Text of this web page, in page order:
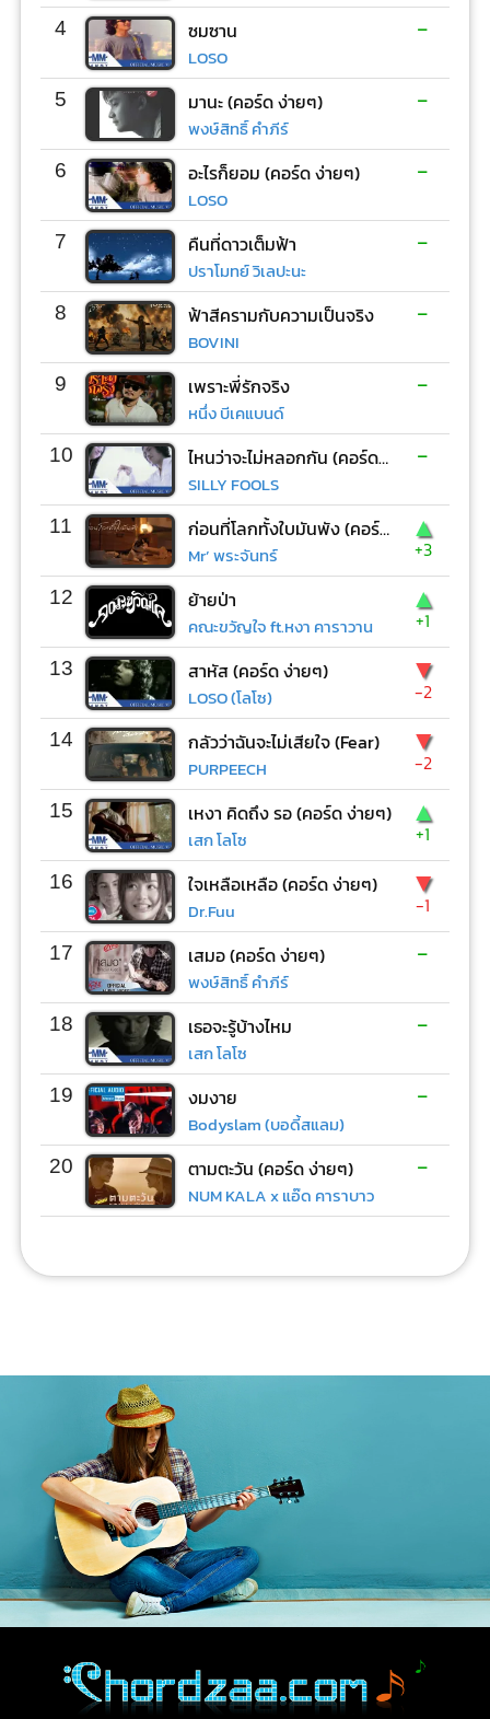
4 ซมซาน
LOSO
-
5 มานะ (คอร์ด ง่ายๆ)
พงษ์สิทธิ์ คำภีร์
-
6 อะไรก็ยอม (คอร์ด ง่ายๆ)
LOSO
-
7 คืนที่ดาวเต็มฟ้า
ปราโมทย์ วิเลปะนะ
-
8 ฟ้าสีครามกับความเป็นจริง
BOVINI
-
9 เพราะพี่รักจริง
หนึ่ง บีเคแบนด์
-
10 ไหนว่าจะไม่หลอกกัน (คอร์ด ง่ายๆ)
SILLY FOOLS
-
11 ก่อนที่โลกทั้งใบมันพัง (คอร์ด ง่ายๆ)
Mr’ พระจันทร์
▲
+3
12 ย้ายป่า
คณะขวัญใจ ft.หงา คาราวาน
▲
+1
13 สาหัส (คอร์ด ง่ายๆ)
LOSO (โลโซ)
▼
-2
14 กลัวว่าฉันจะไม่เสียใจ (Fear)
PURPEECH
▼
-2
15 เหงา คิดถึง รอ (คอร์ด ง่ายๆ)
เสก โลโซ
▲
+1
16 ใจเหลือเหลือ (คอร์ด ง่ายๆ)
Dr.Fuu
▼
-1
17 เสมอ (คอร์ด ง่ายๆ)
พงษ์สิทธิ์ คำภีร์
-
18 เธอจะรู้บ้างไหม
เสก โลโซ
-
19 งมงาย
Bodyslam (บอดี้สแลม)
-
20 ตามตะวัน (คอร์ด ง่ายๆ)
NUM KALA x แอ๊ด คาราบาว
-